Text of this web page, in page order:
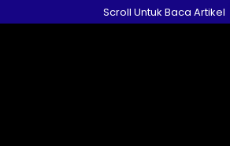
ke
Scroll Untuk Baca Artikel